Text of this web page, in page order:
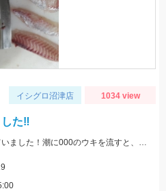
イシグロ沼津店 1034 view
た‼
イサキの皮目に脂がギットリ付いていました！潮に000のウキを流すと、イサキが喰ってきました。